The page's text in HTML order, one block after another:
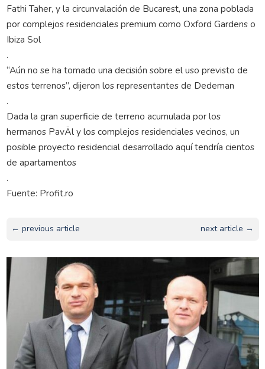
Fathi Taher, y la circunvalación de Bucarest, una zona poblada
por complejos residenciales premium como Oxford Gardens o
Ibiza Sol
.
“Aún no se ha tomado una decisión sobre el uso previsto de
estos terrenos”, dijeron los representantes de Dedeman
.
Dada la gran superficie de terreno acumulada por los
hermanos PavÄl y los complejos residenciales vecinos, un
posible proyecto residencial desarrollado aquí tendría cientos
de apartamentos
.
Fuente: Profit.ro
← previous article next article →